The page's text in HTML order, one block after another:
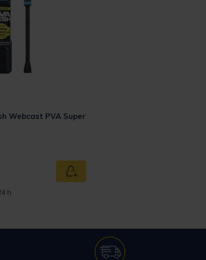
Webcast PVA Super
5 Customer Rating
Ajouter au panier
h